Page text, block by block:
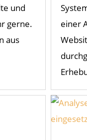
und
gerne.
aus
einer